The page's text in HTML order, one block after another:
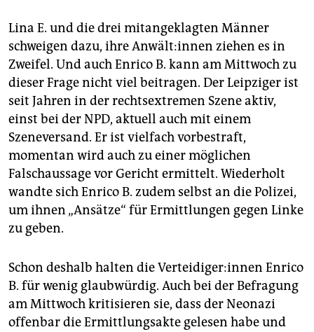
Lina E. und die drei mitangeklagten Männer
schweigen dazu, ihre An­wäl­t:in­nen ziehen es in
Zweifel. Und auch Enrico B. kann am Mittwoch zu
dieser Frage nicht viel beitragen. Der Leipziger ist
seit Jahren in der rechtsextremen Szene aktiv,
einst bei der NPD, aktuell auch mit einem
Szeneversand. Er ist vielfach vorbestraft,
momentan wird auch zu einer möglichen
Falschaussage vor Gericht ermittelt. Wiederholt
wandte sich Enrico B. zudem selbst an die Polizei,
um ihnen „Ansätze“ für Ermittlungen gegen Linke
zu geben.
Schon deshalb halten die Ver­tei­di­ge­r:in­nen Enrico
B. für wenig glaubwürdig. Auch bei der Befragung
am Mittwoch kritisieren sie, dass der Neonazi
offenbar die Ermittlungsakte gelesen habe und